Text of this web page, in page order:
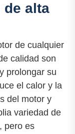
alta
de cualquier
calidad son
prolongar su
el calor y la
del motor y
variedad de
pero es